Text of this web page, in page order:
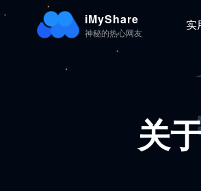
iMyShare
神秘的热心网友
实
关